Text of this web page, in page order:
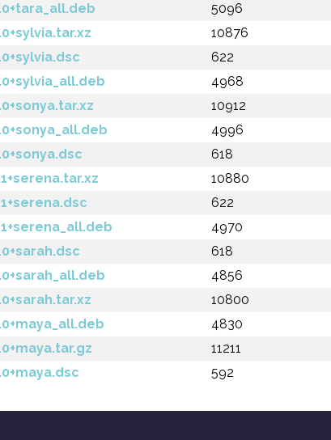
5096
10876
622
4968
10912
4996
618
10880
622
4970
618
4856
10800
4830
11211
592